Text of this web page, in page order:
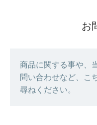
お
商品に関する事や、
問い合わせなど、こ
尋ねください。